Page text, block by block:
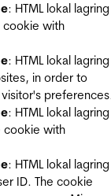
: HTML lokal lagring
cookie with
: HTML lokal lagring
in order to
: HTML lokal lagring
cookie with
: HTML lokal lagring
ID. The cookie